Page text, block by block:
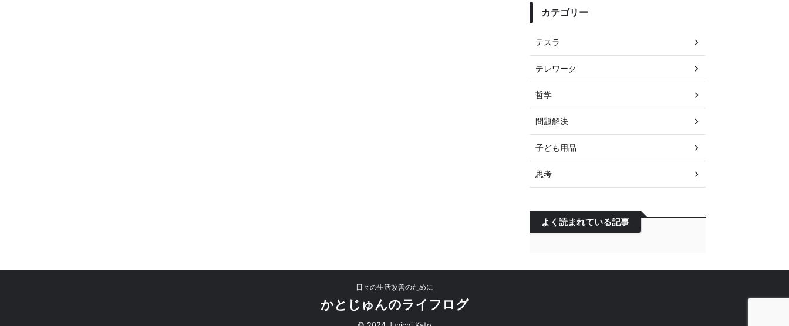
カテゴリー
テスラ
テレワーク
哲学
問題解決
子ども用品
思考
よく読まれている記事
日々の生活改善のために
かとじゅんのライフログ